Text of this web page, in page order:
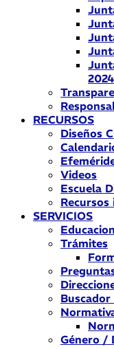
2024
RECURSOS
Diseños
Videos
Escuela
SERVICIOS
Trámites
Buscador
Género /